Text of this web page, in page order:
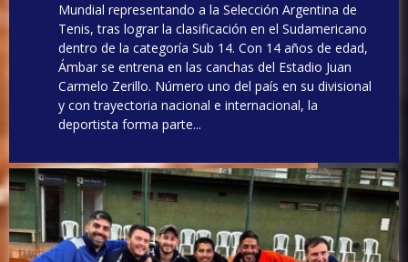
Mundial representando a la Selección Argentina de
Tenis, tras lograr la clasificación en el Sudamericano
dentro de la categoría Sub 14. Con 14 años de edad,
Ámbar se entrena en las canchas del Estadio Juan
Carmelo Zerillo. Número uno del país en su divisional
y con trayectoria nacional e internacional, la
deportista forma parte...